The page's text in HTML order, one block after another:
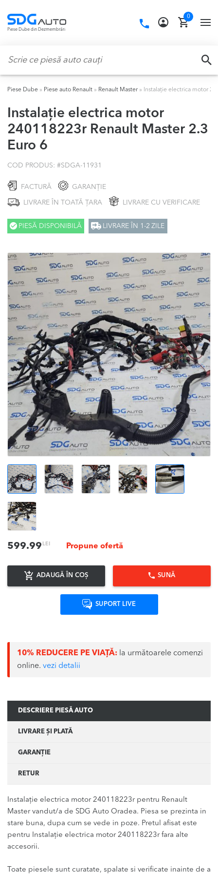
navigation
content
Piese Dube din Dezmembrări
Call
0
Piese Dube » Piese auto Renault » Renault Master» Instalație electrica motor
Instalație electrica motor
240118223r Renault Master 2.3
Euro 6
COD PRODUS: #SDGA-11931
FACTURĂ GARANȚIE
LIVRARE ÎN TOATĂ ȚARA LIVRARE CU VERIFICARE
PIESĂ DISPONIBILĂ LIVRARE ÎN 1-2 ZILE
599.99 LEI Propune ofertă
ADAUGĂ ÎN COȘ SUNĂ
SUPORT LIVE
10% REDUCERE PE VIAȚĂ: la următoarele comenzi
online. vezi detalii
DESCRIERE PIESĂ AUTO
LIVRARE ȘI PLATĂ
GARANȚIE
RETUR
Instalație electrica motor 240118223r pentru Renault
Master vandut/a de SDG Auto Oradea. Piesa se prezinta in
stare buna, dupa cum se vede in poze. Pretul afisat este
pentru Instalație electrica motor 240118223r fara alte
accesorii.
Toate piesele sunt curatate, spalate si verificate inainte de a